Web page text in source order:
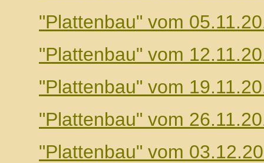
"Plattenbau" vom
"Plattenbau" vom
"Plattenbau" vom
"Plattenbau" vom
"Plattenbau" vom